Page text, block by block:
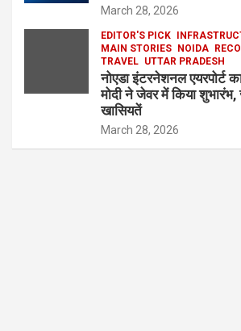
March 28, 2026
EDITOR'S PICK
MAIN STORIES
NOIDA
TRAVEL UTTAR PRADESH
नोएडा इंटरनेशनल एयरपोर्ट
मोदी ने जेवर में किया
खासियतें
March 28, 2026